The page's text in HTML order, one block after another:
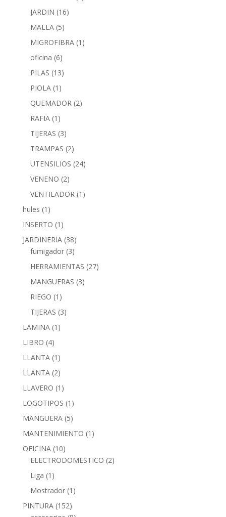
JARDIN (16)
MALLA (5)
MIGROFIBRA (1)
oficina (6)
PILAS (13)
PIOLA (1)
QUEMADOR (2)
RAFIA (1)
TIJERAS (3)
TRAMPAS (2)
UTENSILIOS (24)
VENENO (2)
VENTILADOR (1)
hules (1)
INSERTO (1)
JARDINERIA (38)
fumigador (3)
HERRAMIENTAS (27)
MANGUERAS (3)
RIEGO (1)
TIJERAS (3)
LAMINA (1)
LIBRO (4)
LLANTA (1)
LLANTA (2)
LLAVERO (1)
LOGOTIPOS (1)
MANGUERA (5)
MANTENIMIENTO (1)
OFICINA (10)
ELECTRODOMESTICO (2)
Liga (1)
Mostrador (1)
PINTURA (152)